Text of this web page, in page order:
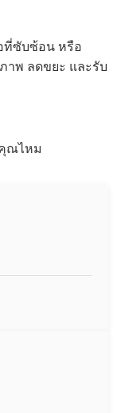
ที่ซับซ้อน หรือ
าพ ลดขยะ และรับ
ณไหม